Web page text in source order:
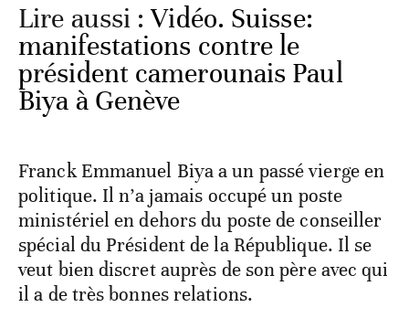
Lire aussi :Vidéo. Suisse:
manifestations contre le
président camerounais Paul
Biya à Genève
Franck Emmanuel Biya a un passé vierge en
politique. Il n’a jamais occupé un poste
ministériel en dehors du poste de conseiller
spécial du Président de la République. Il se
veut bien discret auprès de son père avec qui
il a de très bonnes relations.